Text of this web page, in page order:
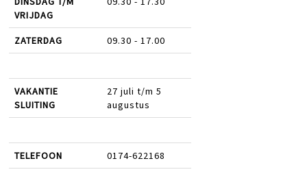
VRIJDAG
ZATERDAG 09.30 - 17.00
VAKANTIE
SLUITING
27 juli t/m 5
augustus
TELEFOON 0174-622168